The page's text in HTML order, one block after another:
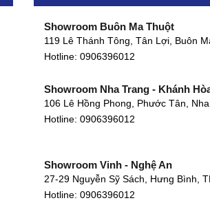
Showroom Buôn Ma Thuột
119 Lê Thánh Tông, Tân Lợi, Buôn
Hotline:0906396012
Showroom Nha Trang - Khánh
106 Lê Hồng Phong, Phước Tân,
Hotline:0906396012
Showroom Vinh - Nghệ An
27-29 Nguyễn Sỹ Sách, Hưng Bình,
Hotline:0906396012